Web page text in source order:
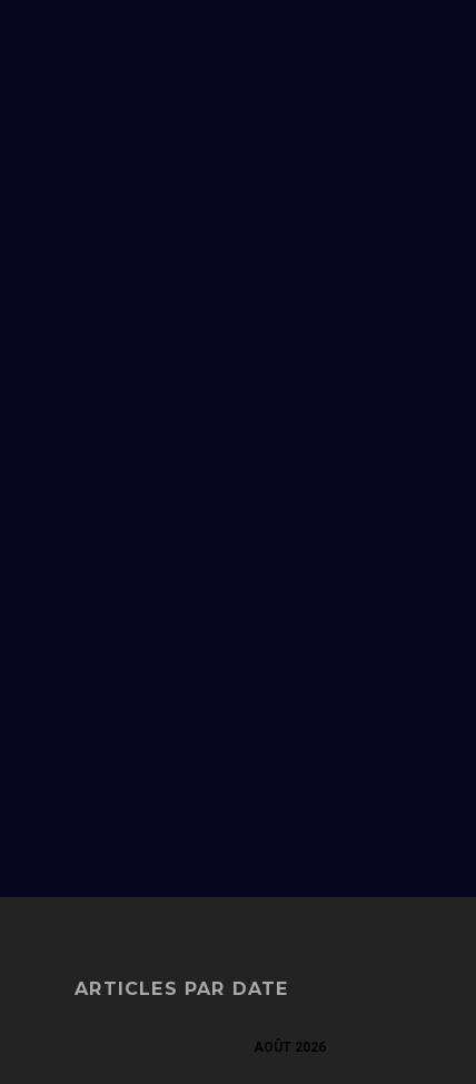
ARTICLES PAR DATE
AOÛT 2026